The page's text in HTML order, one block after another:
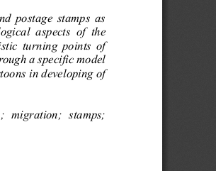
postage  stamps  as
aspects  of  the
turning  points  of
a specific model
in developing of
migration;  stamps;